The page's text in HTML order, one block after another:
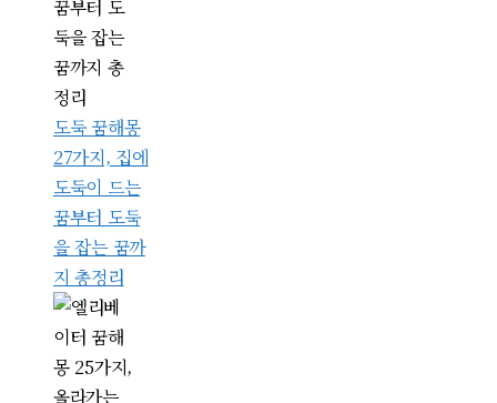
도둑 꿈해몽
27가지, 집에
도둑이 드는
꿈부터 도둑
을 잡는 꿈까
지 총정리